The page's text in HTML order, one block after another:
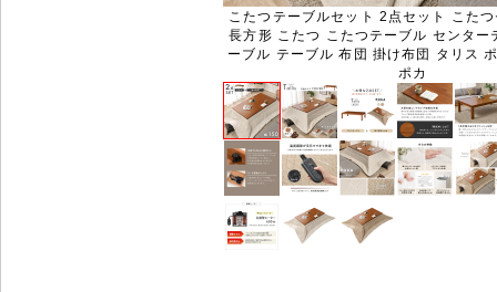
こたつテーブルセット 2点セット こた
長方形 こたつ こたつテーブル センター
ーブル テーブル 布団 掛け布団 タリス
ポカ